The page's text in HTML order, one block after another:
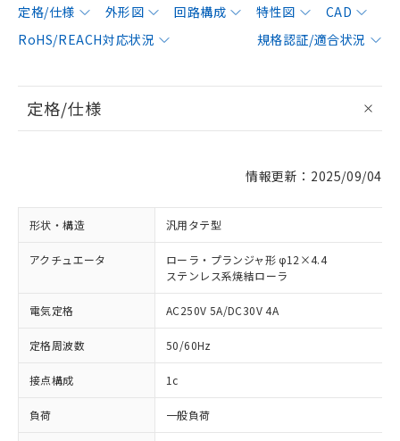
定格/仕様 外形図 回路構成 特性図
CAD
RoHS/REACH対応状況
規格認証/適合状況
定格/仕様
情報更新：2025/09/04
形状・構造 汎用タテ型
アクチュエータ
ローラ・プランジャ形 φ12×4.4
ステンレス系焼結ローラ
電気定格 AC250V 5A/DC30V 4A
定格周波数 50/60Hz
接点構成 1c
負荷 一般負荷